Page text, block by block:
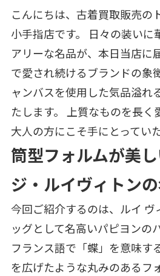
こんにちは、古着買取販売の
小手指店です。 日々の装いに
アリーな名品が、本日当店に
で愛され続けるブランドの象
ャンバスを使用した気品溢れ
たします。 上質なものを長く
大人の方にこそ手にとってい
筒型フォルムが美
ジ・ルイヴィトン
今回ご紹介するのは、ルイ ヴ
ッグとして名高いパピヨンの
フランス語で「蝶」を意味す
を広げたような丸みのあるフ